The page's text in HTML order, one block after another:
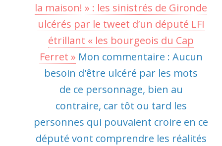
la maison! » : les sinistrés de Gironde
ulcérés par le tweet d’un député LFI
étrillant « les bourgeois du Cap
Ferret » Mon commentaire : Aucun
besoin d'être ulcéré par les mots
de ce personnage, bien au
contraire, car tôt ou tard les
personnes qui pouvaient croire en ce
député vont comprendre les réalités